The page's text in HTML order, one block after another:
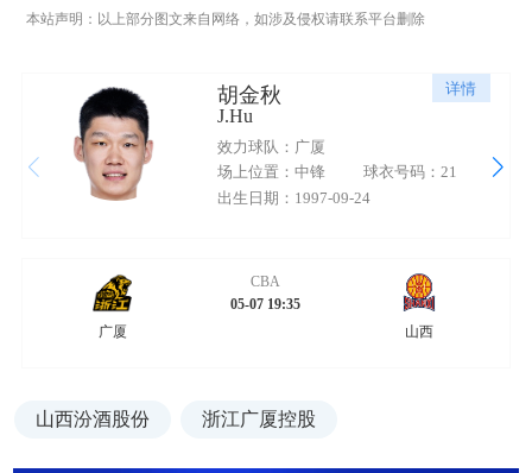
本站声明：以上部分图文来自网络，如涉及侵权请联系平台删除
详情
胡金秋
J.Hu
效力球队：广厦
场上位置：中锋
球衣号码：21
出生日期：1997-09-24
广厦
CBA
05-07 19:35
山西
山西汾酒股份 浙江广厦控股